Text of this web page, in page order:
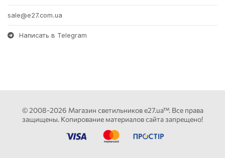
sale@e27.com.ua
Написать в Telegram
© 2008-2026 Магазин светильников e27.ua™. Все права
защищены. Копирование материалов сайта запрещено!